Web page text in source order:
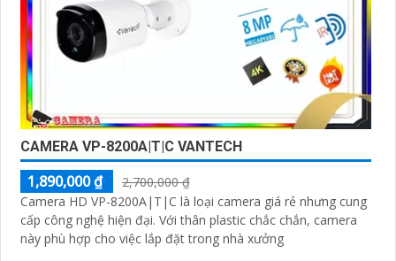
CAMERA VP-8200A|T|C VANTECH
1,890,000 ₫
2,700,000 ₫
Camera HD VP-8200A|T|C là loại camera giá rẻ nhưng cung
cấp công nghệ hiện đại. Với thân plastic chắc chắn, camera
này phù hợp cho việc lắp đặt trong nhà xưởng